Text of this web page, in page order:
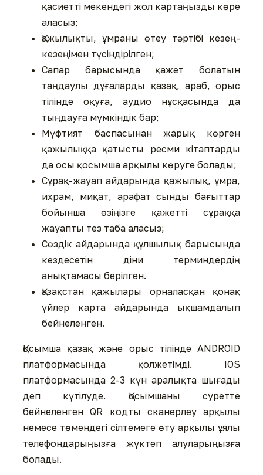
қасиетті мекендегі жол картаңызды көре
аласыз;
Қажылықты, ұмраны өтеу тәртібі кезең-
кезеңімен түсіндірілген;
Сапар барысында қажет болатын
таңдаулы дұғаларды қазақ, араб, орыс
тілінде оқуға, аудио нұсқасында да
тыңдауға мүмкіндік бар;
⁠Мүфтият баспасынан жарық көрген
қажылыққа қатысты ресми кітаптарды
да осы қосымша арқылы көруге болады;
Сұрақ-жауап айдарында қажылық, ұмра,
ихрам, миқат, арафат сынды бағыттар
бойынша өзіңізге қажетті сұраққа
жауапты тез таба аласыз;
⁠Сөздік айдарында құлшылық барысында
кездесетін діни терминдердің
анықтамасы берілген.
⁠Қазақстан қажылары орналасқан қонақ
үйлер карта айдарында ықшамдалып
бейнеленген.
Қосымша қазақ және орыс тілінде ANDROID
платформасында қолжетімді. IOS
платформасында 2-3 күн аралықта шығады
деп күтілуде. Қосымшаны суретте
бейнеленген QR кодты сканерлеу арқылы
немесе төмендегі сілтемеге өту арқылы ұялы
телефондарыңызға жүктеп алуларыңызға
болады.